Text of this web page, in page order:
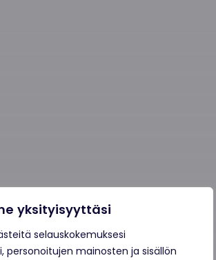
yksityisyyttäsi
selauskokemuksesi
personoitujen mainosten ja sisällön